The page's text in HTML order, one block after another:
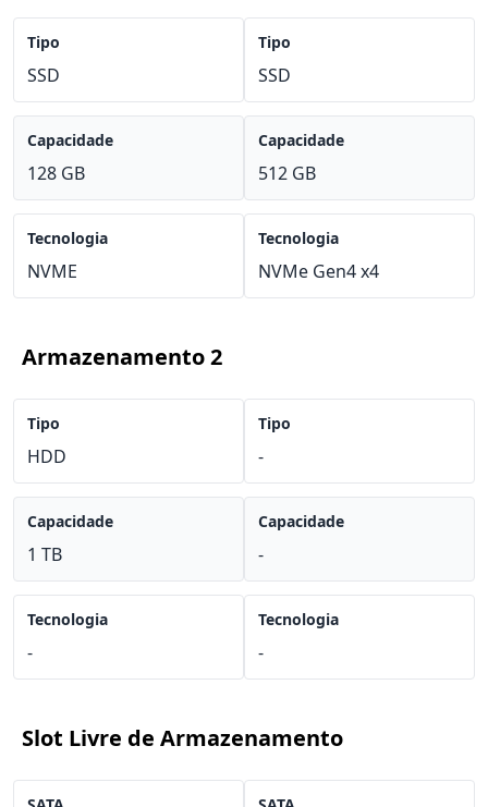
Tipo
SSD
Capacidade
128 GB
Tecnologia
NVME
Tipo
SSD
Capacidade
512 GB
Tecnologia
NVMe Gen4 x4
Armazenamento 2
Tipo
HDD
Capacidade
1 TB
Tecnologia
-
Tipo
-
Capacidade
-
Tecnologia
-
Slot Livre de Armazenamento